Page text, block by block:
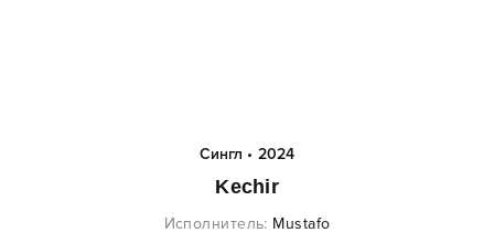
Сингл • 2024
Kechir
Исполнитель: Mustafo